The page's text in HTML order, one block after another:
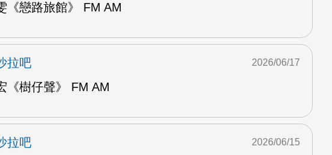
《戀路旅館》 FM AM
拉吧
《樹仔聲》 FM AM
2026/06/17
拉吧
2026/06/15